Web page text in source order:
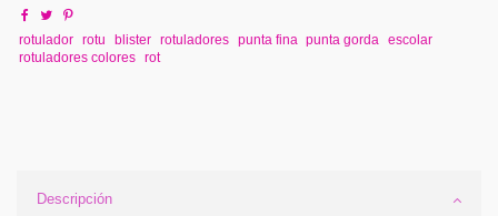
rotulador rotu blister rotuladores punta fina punta gorda
escolar
rotuladores colores rot
Descripción